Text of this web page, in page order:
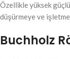
Özellikle yüksek
düşürmeye ve
Buchholz